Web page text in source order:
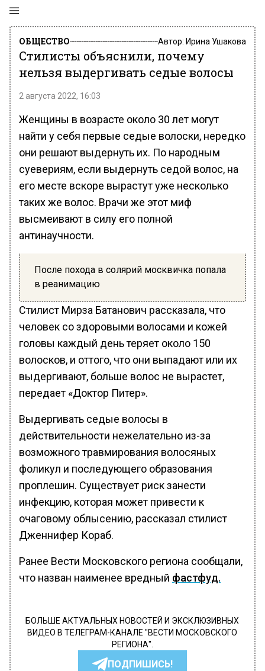
ОБЩЕСТВО Автор: Ирина Ушакова
Стилисты объяснили, почему
нельзя выдергивать седые волосы
2 августа 2022, 16:03
Женщины в возрасте около 30 лет могут
найти у себя первые седые волоски, нередко
они решают выдернуть их. По народным
суевериям, если выдернуть седой волос, на
его месте вскоре вырастут уже несколько
таких же волос. Врачи же этот миф
высмеивают в силу его полной
антинаучности.
После похода в солярий москвичка попала
в реанимацию
Стилист Мирза Батанович рассказала, что
человек со здоровыми волосами и кожей
головы каждый день теряет около 150
волосков, и оттого, что они выпадают или их
выдергивают, больше волос не вырастет,
передает «Доктор Питер».
Выдергивать седые волосы в
действительности нежелательно из-за
возможного травмирования волосяных
фоликул и последующего образования
проплешин. Существует риск занести
инфекцию, которая может привести к
очаговому облысению, рассказал стилист
Дженнифер Кораб.
Ранее Вести Московского региона сообщали,
что назван наименее вредный фастфуд.
БОЛЬШЕ АКТУАЛЬНЫХ НОВОСТЕЙ И ЭКСКЛЮЗИВНЫХ
ВИДЕО В ТЕЛЕГРАМ-КАНАЛЕ "ВЕСТИ МОСКОВСКОГО
РЕГИОНА".
ПОДПИШИСЬ!